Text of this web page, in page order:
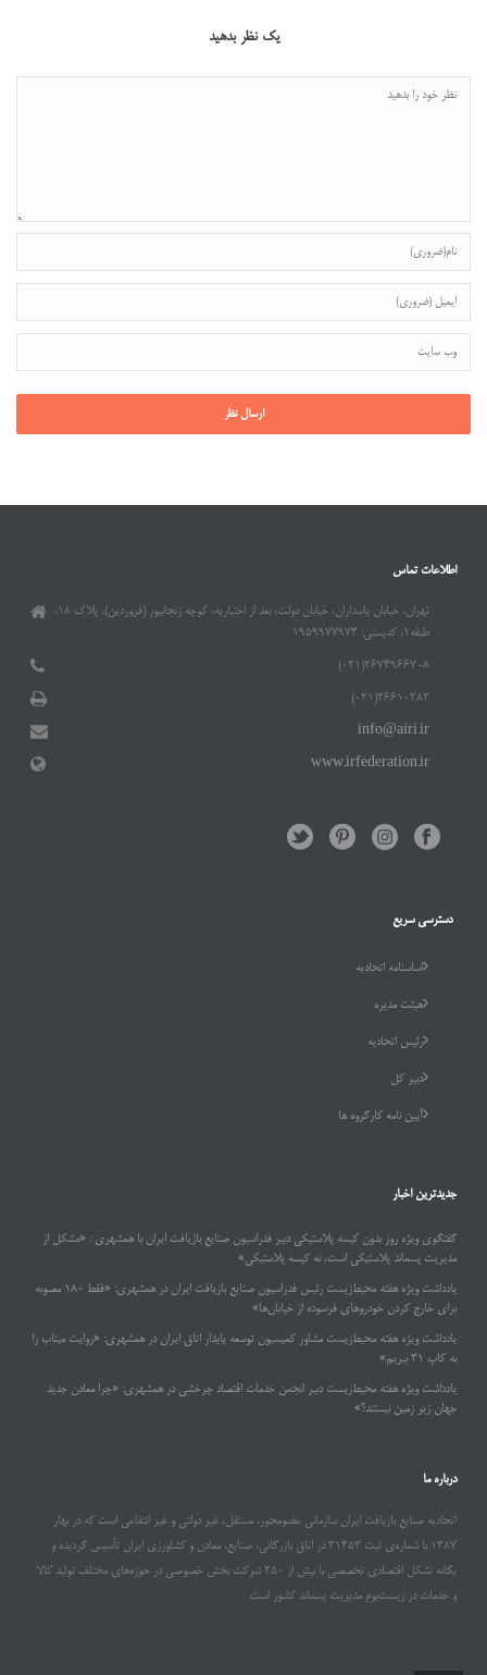
یک نظر بدهید
اطلاعات تماس
تهران، خیابان پاسداران، خیابان دولت، بعد از اختیاریه، کوچه زنجانپور (فروردین)، پلاک ۱۸،
طبقه۱، کدپستی: ۱۹۵۹۹۷۷۹۷۴
۲۶۷۴۹۶۶۷-۸(۰۲۱)
۲۶۶۱۰۲۸۲(۰۲۱)
info@airi.ir
www.irfederation.ir
دسترسی سریع
اساسنامه اتحادیه
هیئت مدیره
رئیس اتحادیه
دبیر کل
آیین نامه کارگروه ها
جدیدترین اخبار
گفتگوی ویژه روز بدون کیسه پلاستیکی دبیر فدراسیون صنایع بازیافت ایران با همشهری : «مشکل از
مدیریت پسماند پلاستیکی است، نه کیسه پلاستیکی»
یادداشت ویژه هفته محیط‌زیست رئیس فدراسیون صنایع بازیافت ایران در همشهری: «فقط ۱۸۰ مصوبه
برای خارج کردن خودروهای فرسوده از خیابان‌ها»
یادداشت ویژه هفته محیط‌زیست مشاور کمیسیون توسعه پایدار اتاق ایران در همشهری: «روایت میناب را
به کاپ ۳۱ ببریم»
یادداشت ویژه هفته محیط‌زیست دبیر انجمن خدمات اقتصاد چرخشی در همشهری: «چرا معادن جدید
جهان زیر زمین نیستند؟»
درباره ما
اتحادیه صنایع بازیافت ایران سازمانی عضومحور، مستقل، غیر دولتی و غیر انتفاعی است که در بهار
۱۳۸۷ با شماره‌ی ثبت ۳۱۴۵۳ در اتاق بازرگانی، صنایع، معادن و کشاورزی ایران تأسیس گردیده و
یگانه تشکل اقتصادی تخصصی با بیش از ۲۵۰ شرکت بخش خصوصی در حوزه‌های مختلف تولید کالا
و خدمات در زیست‌بوم مدیریت پسماند کشور است.